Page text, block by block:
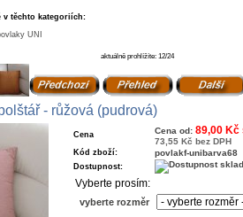
v těchto kategoriích:
UNI
aktuálně prohlížíte: 12/24
- růžová (pudrová)
Cena Cena od:89,00 Kč
73,55 Kč bez DPH
Kód zboží: povlakf-unibarva68
Dostupnost:
Vyberte prosím:
vyberte rozměr